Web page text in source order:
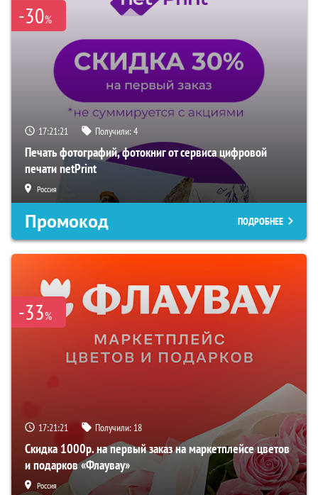
-30%
17:21:20 Получили:4
Печать фотографий, фотокниг от сервиса цифровой
печати netPrint
Россия
Промокод ПОДРОБНЕЕ
-33%
17:21:20 Получили: 18
Скидка 1000р. на первый заказ на маркетплейсе цветов
и подарков «Флаувау»
Россия